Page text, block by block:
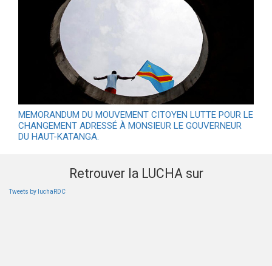
MEMORANDUM DU MOUVEMENT CITOYEN LUTTE POUR LE
CHANGEMENT ADRESSÉ À MONSIEUR LE GOUVERNEUR
DU HAUT-KATANGA.
Retrouver la LUCHA sur
Tweets by luchaRDC